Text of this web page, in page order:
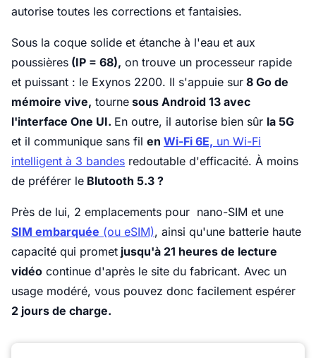
autorise toutes les corrections et fantaisies.
Sous la coque solide et étanche à l'eau et aux
poussières (IP = 68), on trouve un processeur rapide
et puissant : le Exynos 2200. Il s'appuie sur 8 Go de
mémoire vive, tourne sous Android 13 avec
l'interface One UI. En outre, il autorise bien sûr la 5G
et il communique sans fil en Wi-Fi 6E, un Wi-Fi
intelligent à 3 bandes redoutable d'efficacité. À moins
de préférer le Blutooth 5.3 ?
Près de lui, 2 emplacements pour nano-SIM et une
SIM embarquée (ou eSIM), ainsi qu'une batterie haute
capacité qui promet jusqu'à 21 heures de lecture
vidéo continue d'après le site du fabricant. Avec un
usage modéré, vous pouvez donc facilement espérer
2 jours de charge.